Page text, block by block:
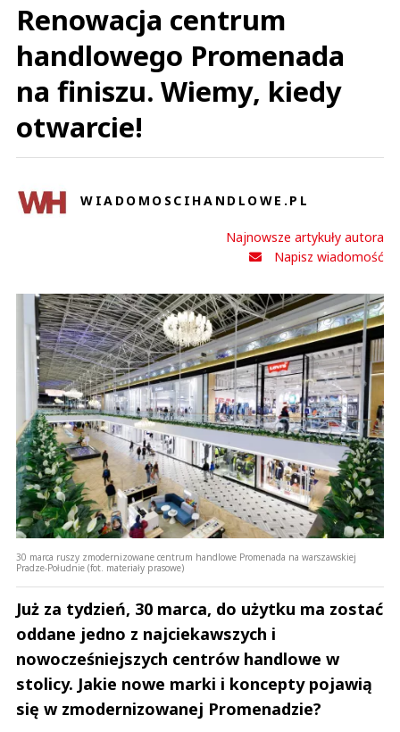
Renowacja centrum
handlowego Promenada
na finiszu. Wiemy, kiedy
otwarcie!
WIADOMOSCIHANDLOWE.PL
Najnowsze artykuły autora
Napisz wiadomość
30 marca ruszy zmodernizowane centrum handlowe Promenada na warszawskiej
Pradze-Południe (fot. materiały prasowe)
Już za tydzień, 30 marca, do użytku ma zostać
oddane jedno z najciekawszych i
nowocześniejszych centrów handlowe w
stolicy. Jakie nowe marki i koncepty pojawią
się w zmodernizowanej Promenadzie?